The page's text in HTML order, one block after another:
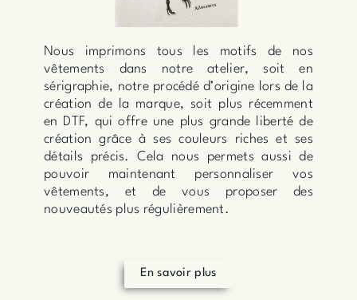
Nous imprimons tous les motifs de nos
vêtements dans notre atelier, soit en
sérigraphie, notre procédé d’origine lors de la
création de la marque, soit plus récemment
en DTF, qui offre une plus grande liberté de
création grâce à ses couleurs riches et ses
détails précis. Cela nous permets aussi de
pouvoir maintenant personnaliser vos
vêtements, et de vous proposer des
nouveautés plus régulièrement.
En savoir plus